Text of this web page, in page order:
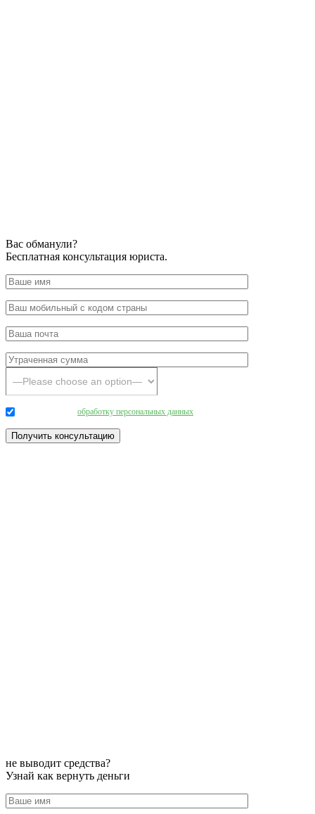
Вас обманули?
Бесплатная консультация юриста.
обработку персональных данных
не выводит средства?
Узнай как вернуть деньги